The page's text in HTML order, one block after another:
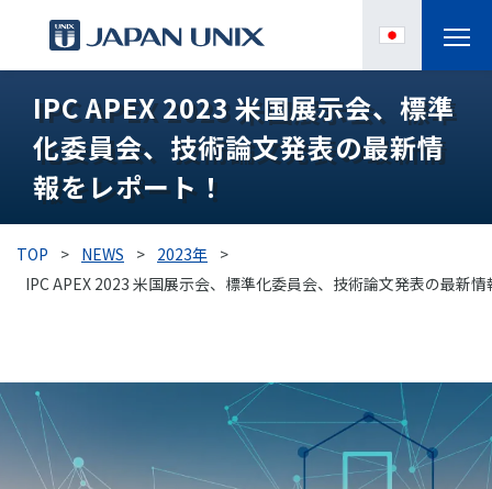
製品情報
IPC
導入事例
各種サポート
企業情報
IPC APEX 2023 米国展示会、標準
化委員会、技術論文発表の最新情
報をレポート！
TOP > NEWS > 2023年 >
IPC APEX 2023 米国展示会、標準化委員会、技術論文発表の最新